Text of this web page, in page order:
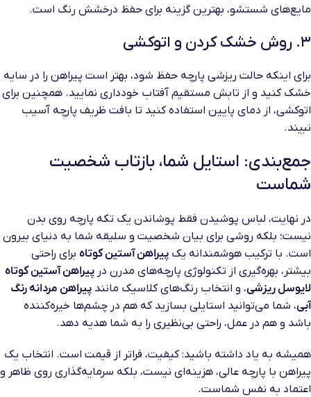
مایع‌های شستشو، بهترین گزینه برای حفظ درخشش رنگ است.
۳. روش خشک کردن و اتوکشی
برای اینکه حالت ریزشی پارچه حفظ شود، بهتر است پیراهن را در سایه
خشک کنید و از تابش مستقیم آفتاب خودداری نمایید. همچنین برای
اتوکشی، از دمای پایین استفاده کنید تا بافت ظریف پارچه آسیب
نبیند.
جمع‌بندی: استایل شما، بازتاب شخصیت
شماست
در نهایت، لباس پوشیدن فقط پوشاندن یک تکه پارچه روی بدن
نیست؛ بلکه روشی برای بیان شخصیت و سلیقه شما به دنیای بیرون
است. با ترکیب هوشمندانه یک پیراهن آستین کوتاه برای راحتی
بیشتر، بهره‌گیری از تکنولوژی پارچه‌های مدرن در پیراهن آستین کوتاه
لایوسل ریزشی، و انتخاب رنگ‌های کلاسیک مانند پیراهن مردانه رنگ
آبی، شما می‌توانید استایلی بسازید که هم در چشم‌ها خیره‌کننده
باشد و هم در عمل، راحتی بی‌نظیری را به شما هدیه دهد.
همیشه به یاد داشته باشید: کیفیت، فراتر از قیمت است. انتخاب یک
پیراهن با پارچه عالی، هزینه‌ای نیست، بلکه سرمایه‌گذاری روی ظاهر و
اعتماد به نفس شماست.